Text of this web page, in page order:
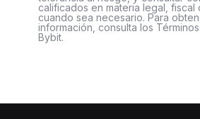
calificados en materia legal, fiscal
cuando sea necesario. Para
información, consulta los
Bybit.